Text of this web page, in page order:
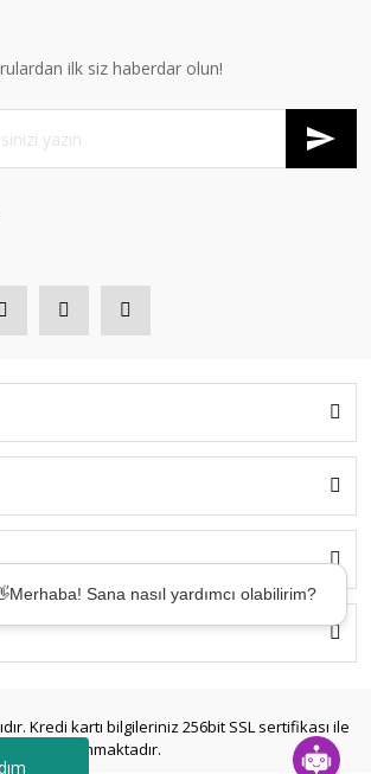
Kordajı - Turuncu | Yonex
ilk siz haberdar olun!
Kredi kartı bilgileriniz 256bit SSL sertifikası ile
korunmaktadır.
Sana nasıl yardımcı olabilirim?
mi ihtiyacın var? Birkaç saniyede